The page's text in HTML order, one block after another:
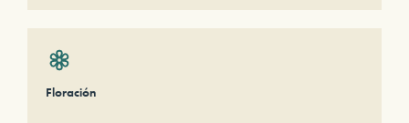
Floración